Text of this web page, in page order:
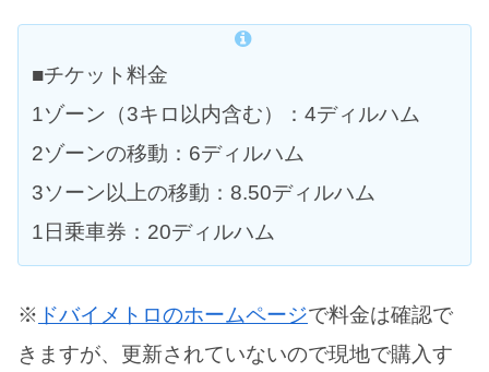
■チケット料金
1ゾーン（3キロ以内含む）：4ディルハム
2ゾーンの移動：6ディルハム
3ソーン以上の移動：8.50ディルハム
1日乗車券：20ディルハム
※ ドバイメトロのホームページで料金は確認で
きますが、更新されていないので現地で購入す